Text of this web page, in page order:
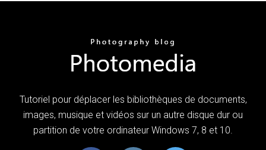
Tutoriel pour déplacer les bibliothèques de documents,
images, musique et vidéos sur un autre disque dur ou
partition de votre ordinateur Windows 7, 8 et 10.